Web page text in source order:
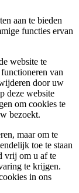
aan te bieden
functies ervan
website te
van
door uw
deze website
om cookies te
bezoekt.
maar om te
toe te staan
vrij om u af te
te krijgen.
in ons